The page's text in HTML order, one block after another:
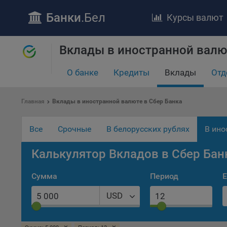
Банки.Бел Курсы валют
Вклады в иностранной
О банке Кредиты Вклады
Главная Вклады в иностранной валюте в Сбер Банка
Все Срочные В белорусских рублях В
Калькулятор Вкладов в Сбер
Сумма
USD
Период